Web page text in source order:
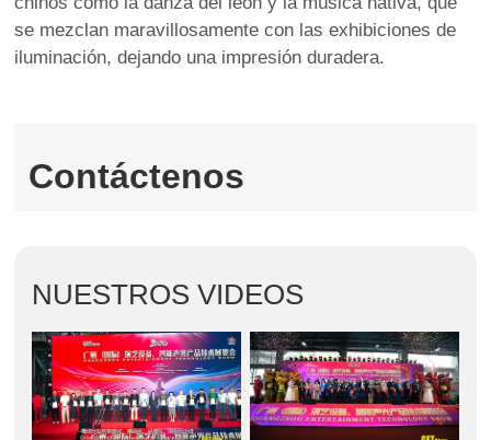
se mezclan maravillosamente con las exhibiciones de
iluminación, dejando una impresión duradera.
Contáctenos
NUESTROS VIDEOS